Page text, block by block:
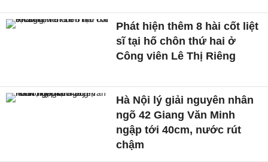
Phát hiện thêm 8 hài cốt liệt
sĩ tại hố chôn thứ hai ở
Công viên Lê Thị Riêng
Hà Nội lý giải nguyên nhân
ngõ 42 Giang Văn Minh
ngập tới 40cm, nước rút
chậm